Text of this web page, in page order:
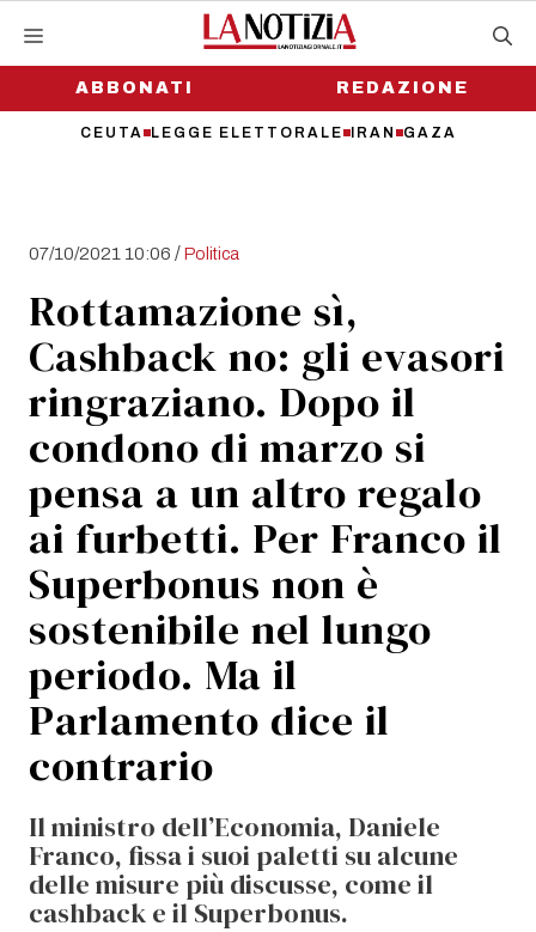
contenutoABBONATI
CEUTA LEGGE ELETTORALE IRAN GAZA
REDAZIONE
07/10/2021 10:06 /Politica
Rottamazione sì,
Cashback no: gli evasori
ringraziano. Dopo il
condono di marzo si
pensa a un altro regalo
ai furbetti. Per Franco il
Superbonus non è
sostenibile nel lungo
periodo. Ma il
Parlamento dice il
contrario
Il ministro dell’Economia, Daniele
Franco, fissa i suoi paletti su alcune
delle misure più discusse, come il
cashback e il Superbonus.